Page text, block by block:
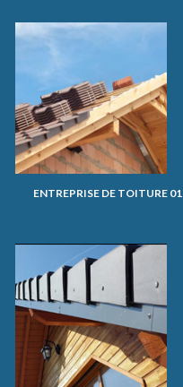
ENTREPRISE DE TOITURE 01